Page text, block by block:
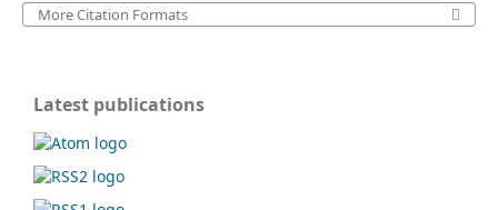
More Citation Formats
Latest publications